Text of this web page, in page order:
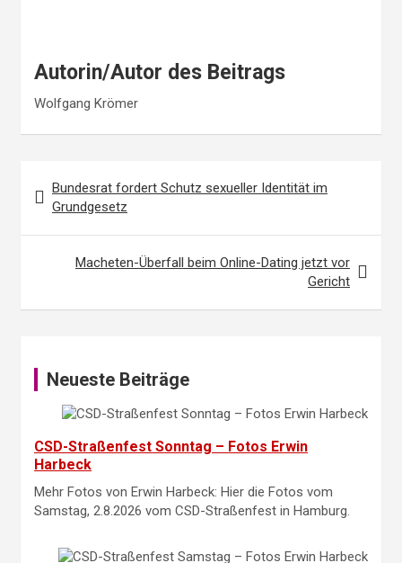
Autorin/Autor des Beitrags
Wolfgang Krömer
Bundesrat fordert Schutz sexueller Identität im
Grundgesetz
Macheten-Überfall beim Online-Dating jetzt vor
Gericht
Neueste Beiträge
CSD-Straßenfest Sonntag – Fotos Erwin
Harbeck
Mehr Fotos von Erwin Harbeck: Hier die Fotos vom
Samstag, 2.8.2026 vom CSD-Straßenfest in Hamburg.